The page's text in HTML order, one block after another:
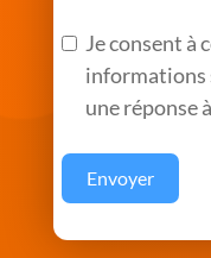
Je consent à
informations
une réponse
Envoyer
A